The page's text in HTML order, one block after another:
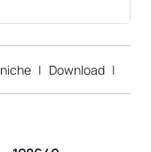
| Download |